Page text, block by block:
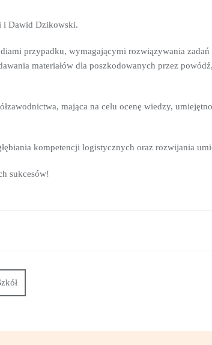
i Dawid Dzikowski.
przypadku, wymagającymi rozwiązywania
materiałów dla poszkodowanych przez
mająca na celu ocenę wiedzy,
kompetencji logistycznych oraz rozwijania
sukcesów!